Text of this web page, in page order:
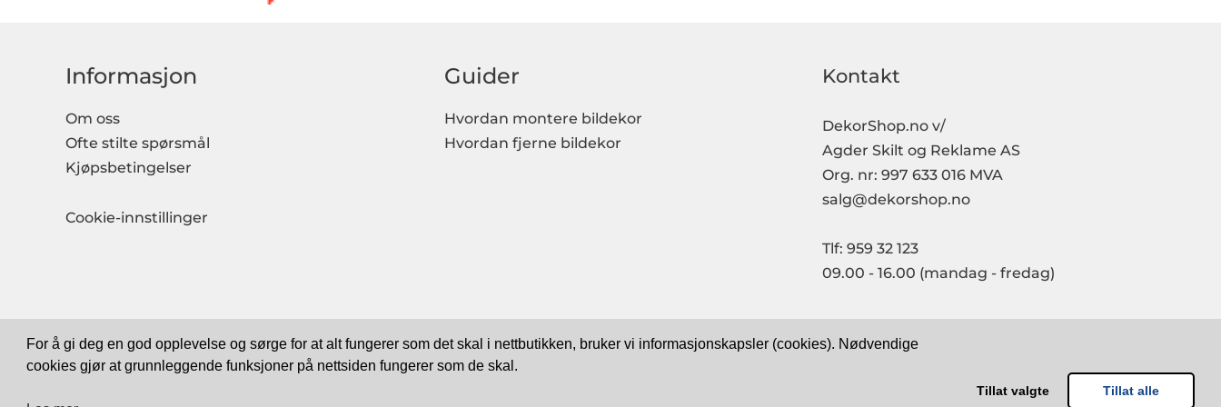
For å gi deg en god opplevelse og sørge for at alt fungerer som det skal i nettbutikken, bruker vi informasjonskapsler (cookies). Nødvendige
cookies gjør at grunnleggende funksjoner på nettsiden fungerer som de skal.
Tillat valgte Tillat alle
Informasjon
Om oss
Ofte stilte spørsmål
Kjøpsbetingelser
Cookie-innstillinger
Guider
Hvordan montere bildekor
Hvordan fjerne bildekor
Kontakt
DekorShop.no v/
Agder Skilt og Reklame AS
Org. nr: 997 633 016 MVA
salg@dekorshop.no
Tlf: 959 32 123
09.00 - 16.00 (mandag - fredag)